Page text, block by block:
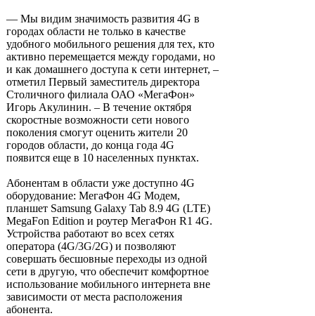
— Мы видим значимость развития 4G в
городах области не только в качестве
удобного мобильного решения для тех, кто
активно перемещается между городами, но
и как домашнего доступа к сети интернет, –
отметил Первый заместитель директора
Столичного филиала ОАО «МегаФон»
Игорь Акулинин. – В течение октября
скоростные возможности сети нового
поколения смогут оценить жители 20
городов области, до конца года 4G
появится еще в 10 населенных пунктах.
Абонентам в области уже доступно 4G
оборудование: МегаФон 4G Модем,
планшет Samsung Galaxy Tab 8.9 4G (LTE)
MegaFon Edition и роутер МегаФон R1 4G.
Устройства работают во всех сетях
оператора (4G/3G/2G) и позволяют
совершать бесшовные переходы из одной
сети в другую, что обеспечит комфортное
использование мобильного интернета вне
зависимости от места расположения
абонента.